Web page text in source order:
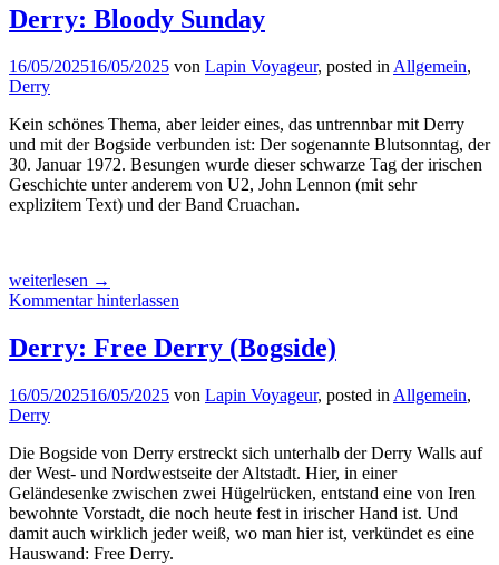
Derry: Bloody Sunday
16/05/202516/05/2025 von Lapin Voyageur, posted in Allgemein,
Derry
Kein schönes Thema, aber leider eines, das untrennbar mit Derry
und mit der Bogside verbunden ist: Der sogenannte Blutsonntag, der
30. Januar 1972. Besungen wurde dieser schwarze Tag der irischen
Geschichte unter anderem von U2, John Lennon (mit sehr
explizitem Text) und der Band Cruachan.
„Derry:
Bloody
weiterlesen →
Kommentar hinterlassen
Derry: Free Derry (Bogside)
16/05/202516/05/2025 von Lapin Voyageur, posted in Allgemein,
Derry
Die Bogside von Derry erstreckt sich unterhalb der Derry Walls auf
der West- und Nordwestseite der Altstadt. Hier, in einer
Geländesenke zwischen zwei Hügelrücken, entstand eine von Iren
bewohnte Vorstadt, die noch heute fest in irischer Hand ist. Und
damit auch wirklich jeder weiß, wo man hier ist, verkündet es eine
Hauswand: Free Derry.